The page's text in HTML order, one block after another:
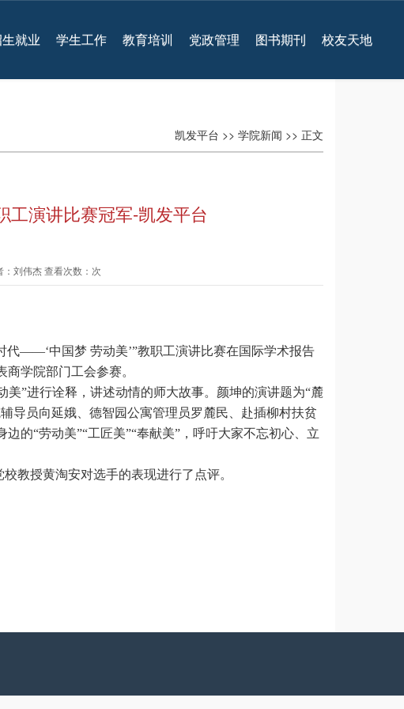
就业 学生工作 教育培训 党政管理 图书期刊 校友天地
凯发平台 >> 学院新闻 >> 正文
工演讲比赛冠军-凯发平台
刘伟杰 查看次数：次
代——‘中国梦 劳动美’”教职工演讲比赛在国际学术报告
商学院部门工会参赛。
美”进行诠释，讲述动情的师大故事。 颜坤的演讲题为“麓
导员向延娥、德智园公寓管理员罗麓民、赴插柳村扶贫
的“劳动美”“工匠美”“奉献美”，呼吁大家不忘初心、立
教授黄淘安对选手的表现进行了点评。